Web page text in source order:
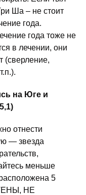
Ша – не стоит
года.
года тоже не
в лечении, они
(сверление,
на Юге и
отнести
— звезда
меньше
5
НЕ